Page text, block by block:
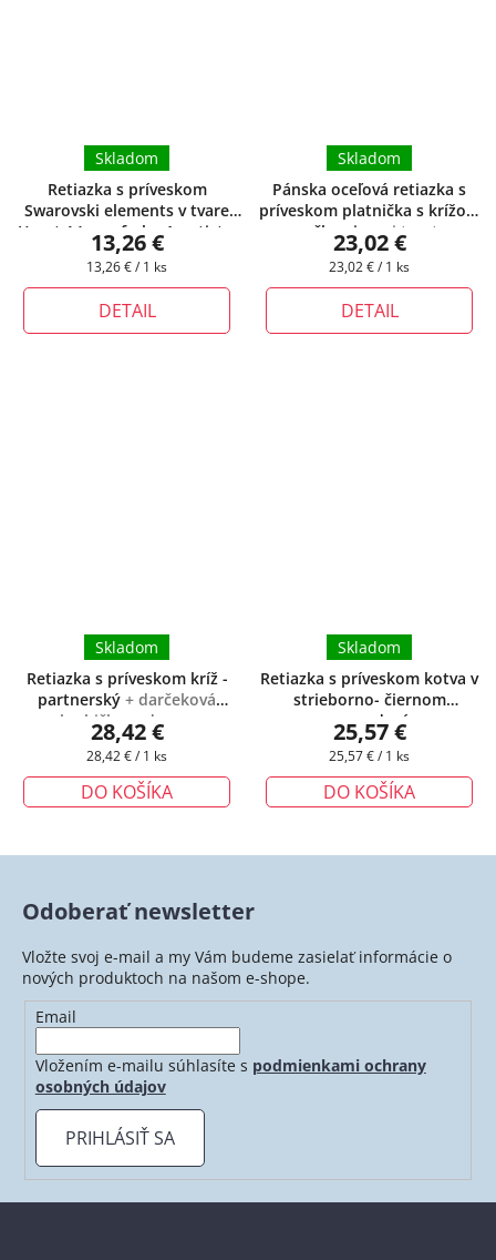
Retiazka s príveskom
Swarovski elements v tvare
Heart 14 mm farba Ametist
darčeková krabička zadarmo
Skladom
13,26 €
Jednotková
13,26 € / 1 ks
DETAIL
Pánska oceľová retiazka s
príveskom platnička s krížom
s očkami + pri tomto
produkte si môžete zvoliť
dĺžku retiazky
Skladom
23,02 €
Jednotková
23,02 € / 1 ks
DETAIL
Retiazka s príveskom kríž -
partnerský + darčeková
krabička zadarmo
Skladom
28,42 €
Jednotková
28,42 € / 1 ks
DO KOŠÍKA
Retiazka s príveskom kotva v
strieborno- čiernom
prevedení
Skladom
25,57 €
Jednotková
25,57 € / 1 ks
DO KOŠÍKA
Odoberať newsletter
Vložte svoj e-mail a my Vám budeme zasielať informácie o
nových produktoch na našom e-shope.
Email
Vložením e-mailu súhlasíte s podmienkami ochrany
osobných údajov
PRIHLÁSIŤ SA
Z